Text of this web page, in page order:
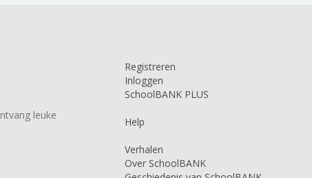
leuke
Registreren
Inloggen
SchoolBANK PLUS
Help
Verhalen
Over SchoolBANK